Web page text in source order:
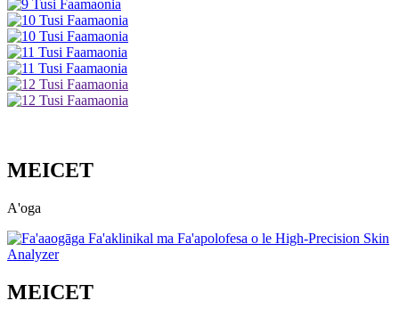
MEICET
A'oga
MEICET